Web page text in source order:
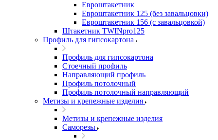
Евроштакетник
Евроштакетник 125 (без завальцовки)
Евроштакетник 156 (с завальцовкой)
Штакетник TWINpro125
Профиль для гипсокартона
Профиль для гипсокартона
Стоечный профиль
Направляющий профиль
Профиль потолочный
Профиль потолочный направляющий
Метизы и крепежные изделия
Метизы и крепежные изделия
Саморезы